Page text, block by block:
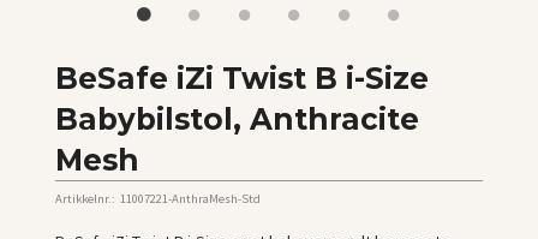
BeSafe iZi Twist B i-Size
Babybilstol, Anthracite
Mesh
Artikkelnr.: 11007221-AnthraMesh-Std